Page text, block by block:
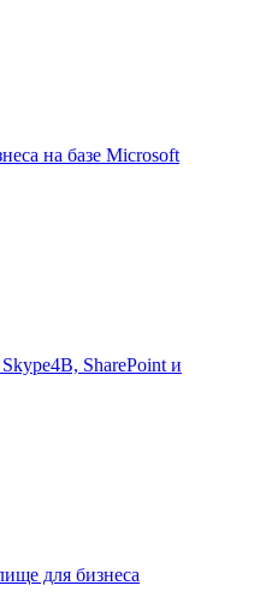
на базе Microsoft
SharePoint и
для бизнеса